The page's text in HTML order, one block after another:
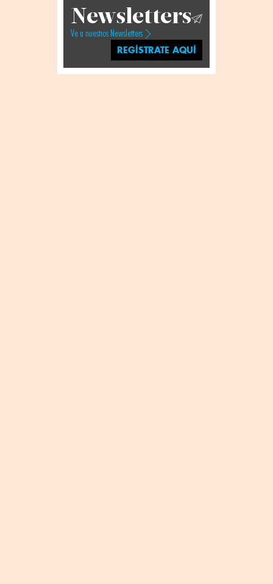
Newsletters
Ve a nuestros Newsletters
REGÍSTRATE AQUÍ